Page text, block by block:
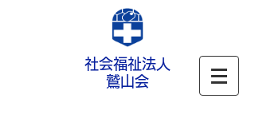
社会福祉法人
鷲山会